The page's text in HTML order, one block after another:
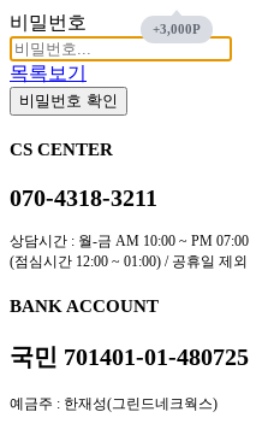
비밀번호
목록보기
비밀번호 확인
CS CENTER
070-4318-3211
상담시간 : 월-금 AM 10:00 ~ PM 07:00
(점심시간 12:00 ~ 01:00) / 공휴일 제외
BANK ACCOUNT
국민 701401-01-480725
예금주 : 한재성(그린드네크웍스)